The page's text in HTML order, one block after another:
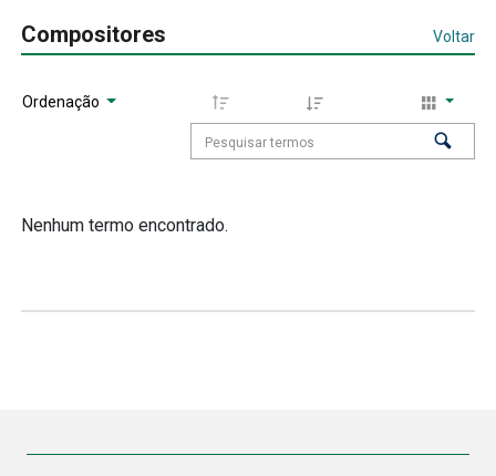
Compositores Voltar
Ordenação
Nenhum termo encontrado.